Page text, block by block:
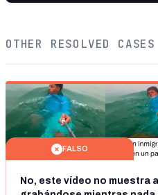
OTHER RESOLVED CASES
FALSO
No, este vídeo no muestra